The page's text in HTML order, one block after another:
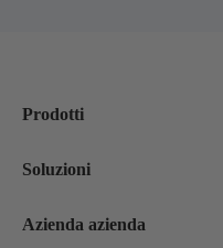
Prodotti
Soluzioni
Azienda azienda